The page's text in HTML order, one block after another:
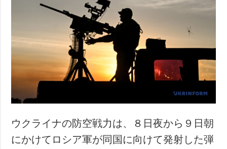
ウクライナの防空戦力は、８日夜から９日朝
にかけてロシア軍が同国に向けて発射した弾